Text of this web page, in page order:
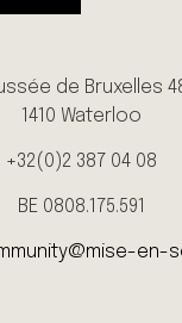
de Bruxelles
1410 Waterloo
+32(0)2 387 04 08
BE 0808.175.591
en-